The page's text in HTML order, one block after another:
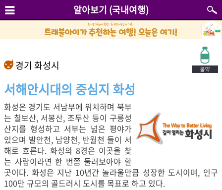
알아보기 (국내여행)
경기 화성시
서해안시대의 중심지 화성
화성은 경기도 서남부에 위치하며 북부
는 칠보산, 서봉산, 조두산 등이 구릉성
산지를 형성하고 서부는 넓은 평야가
있으며 발안천, 남양천, 반월천 들이 서
해로 흐른다. 화성의 8경은 이곳을 찾
는 사람이라면 한 번쯤 둘러보아야 할
곳이다. 화성은 지난 10년간 놀라울만큼 성장한 도시이며, 인구
100만 규모의 골드러시 도시를 목표로 하고 있다.